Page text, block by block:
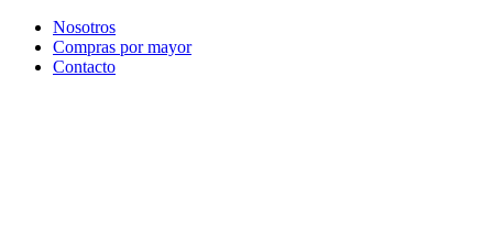
Nosotros
Compras por mayor
Contacto